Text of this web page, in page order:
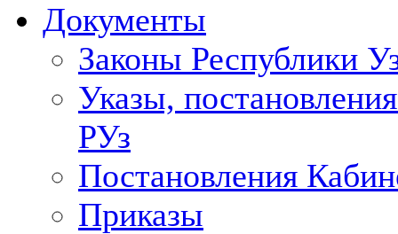
Документы
Законы Республики
Указы,
РУз
Постановления
Приказы